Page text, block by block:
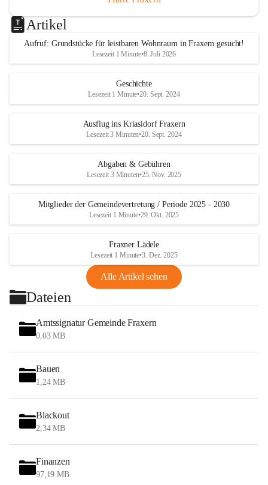
Artikel
Aufruf: Grundstücke für leistbaren Wohnraum in Fraxern gesucht!
Lesezeit 1 Minute•8. Juli 2026
Geschichte
Lesezeit 1 Minute•20. Sept. 2024
Ausflug ins Kriasidorf Fraxern
Lesezeit 3 Minuten•20. Sept. 2024
Abgaben & Gebühren
Lesezeit 3 Minuten•25. Nov. 2025
Mitglieder der Gemeindevertretung / Periode 2025 - 2030
Lesezeit 1 Minute•29. Okt. 2025
Fraxner Lädele
Lesezeit 1 Minute•3. Dez. 2025
Alle Artikel sehen
Dateien
Amtssignatur Gemeinde Fraxern
0,03 MB
Bauen
1,24 MB
Blackout
2,34 MB
Finanzen
97,19 MB